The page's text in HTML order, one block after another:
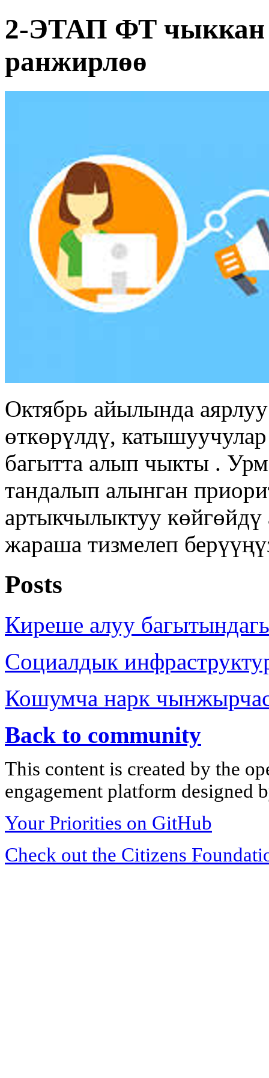
2-ЭТАП ФТ чыккан
ранжирлөө
Октябрь айылында
өткөрүлдү,
багытта алып чыкты .
тандалып алынган
артыкчылыктуу көйгөйдү
жараша тизмелеп
Posts
Киреше алуу
Социалдык
Кошумча нарк
Back to community
This content is created by the
engagement platform designed
Your Priorities on GitHub
Check out the Citizens